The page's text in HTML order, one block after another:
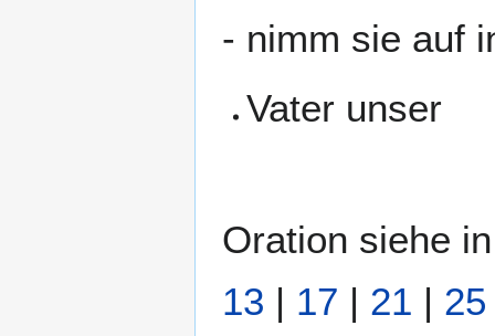
- nimm sie auf
Vater unser
Oration siehe
13 | 17 | 21 | 25